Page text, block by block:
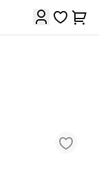
Cart